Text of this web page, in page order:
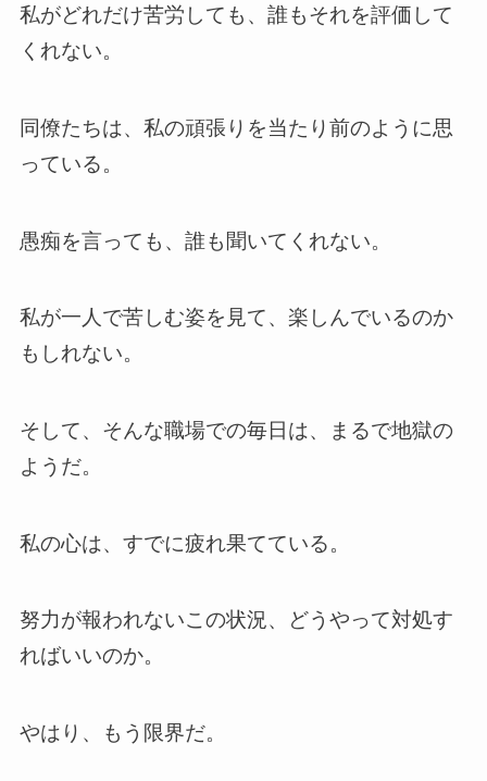
私がどれだけ苦労しても、誰もそれを評価して
くれない。
同僚たちは、私の頑張りを当たり前のように思
っている。
愚痴を言っても、誰も聞いてくれない。
私が一人で苦しむ姿を見て、楽しんでいるのか
もしれない。
そして、そんな職場での毎日は、まるで地獄の
ようだ。
私の心は、すでに疲れ果てている。
努力が報われないこの状況、どうやって対処す
ればいいのか。
やはり、もう限界だ。